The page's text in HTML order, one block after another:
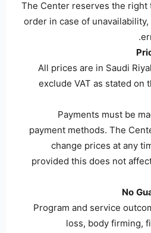
The Center reserves the right
order in case of
• All prices are in Saudi
exclude VAT as stated on
• Payments must be
payment methods. The
change prices at any
provided this does not
• Program and service
loss, body firming,